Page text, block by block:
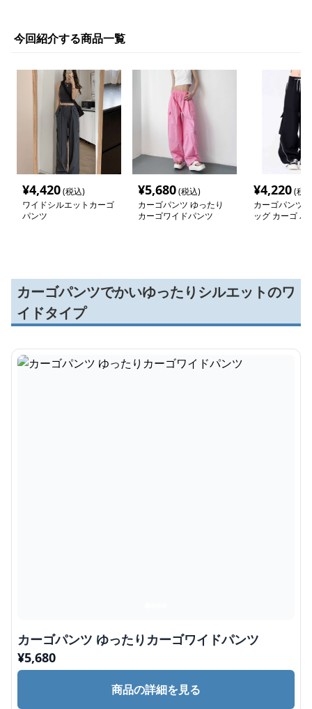
今回紹介する商品一覧
¥4,420(税込)
ワイドシルエットカーゴ
パンツ
¥5,680(税込)
カーゴパンツ ゆったり
カーゴワイドパンツ
¥4,220(税
カーゴパンツ
ッグ カーゴ パ
カーゴパンツでかいゆったりシルエットのワ
イドタイプ
カーゴパンツ ゆったりカーゴワイドパンツ
¥5,680
商品の詳細を見る